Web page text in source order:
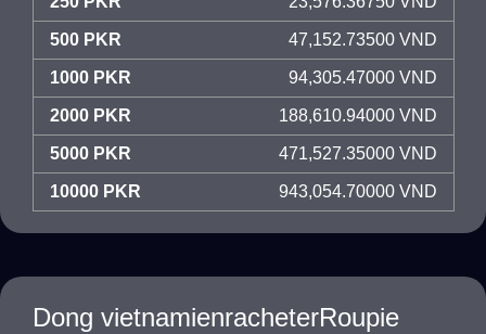
500 PKR 47,152.73500 VND
1000 PKR 94,305.47000 VND
2000 PKR 188,610.94000 VND
5000 PKR 471,527.35000 VND
10000 PKR 943,054.70000 VND
Dong vietnamienracheterRoupie